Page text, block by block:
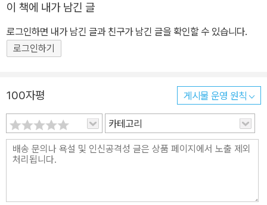
이 책에 내가 남긴 글
로그인하면 내가 남긴 글과 친구가 남긴 글을 확인할 수 있습니다.
로그인하기
100자평 게시물 운영 원칙
카테고리